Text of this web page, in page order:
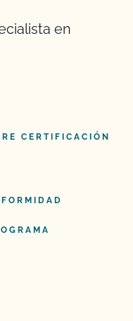
en
CERTIFICACIÓN